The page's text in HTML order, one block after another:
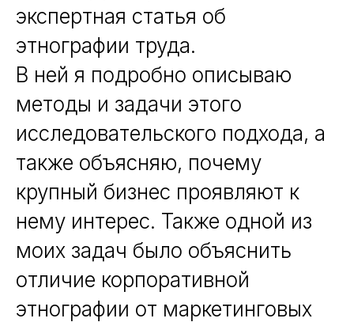
экспертная статья об
этнографии труда.
В ней я подробно описываю
методы и задачи этого
исследовательского подхода, а
также объясняю, почему
крупный бизнес проявляют к
нему интерес. Также одной из
моих задач было объяснить
отличие корпоративной
этнографии от маркетинговых